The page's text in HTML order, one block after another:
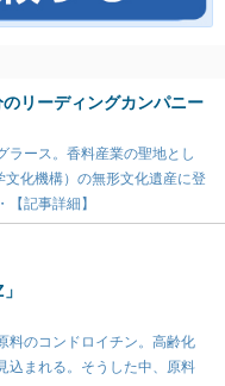
リーディングカンパニー
ラース。香料産業の聖地とし
化機構）の無形文化遺産に登
記事詳細】
料のコンドロイチン。高齢化
込まれる。そうした中、原料